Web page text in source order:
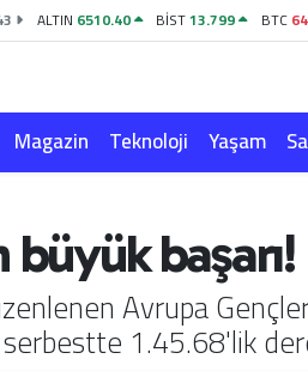
ALTIN 6510.40 BİST13.799 BTC
Magazin Teknoloji Yaşam
başarı!
Avrupa
1.45.68'lik